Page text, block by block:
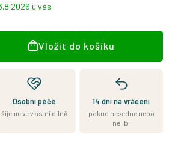
Vložit do košíku
Osobní péče
šijeme ve vlastní dílně
14 dní na vrácení
pokud nesedne nebo
nelíbí